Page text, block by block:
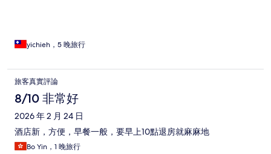
yichieh，5 晚旅行
旅客真實評論
8/10 非常好
2026 年 2 月 24 日
酒店新，方便，早餐一般，要早上10點退房就麻麻地
Bo Yin，1 晚旅行